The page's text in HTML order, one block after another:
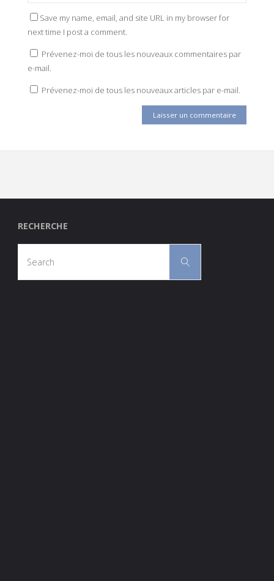
Save my name, email, and site URL in my browser for
next time I post a comment.
Prévenez-moi de tous les nouveaux commentaires par
e-mail.
Prévenez-moi de tous les nouveaux articles par e-mail.
RECHERCHE
Search